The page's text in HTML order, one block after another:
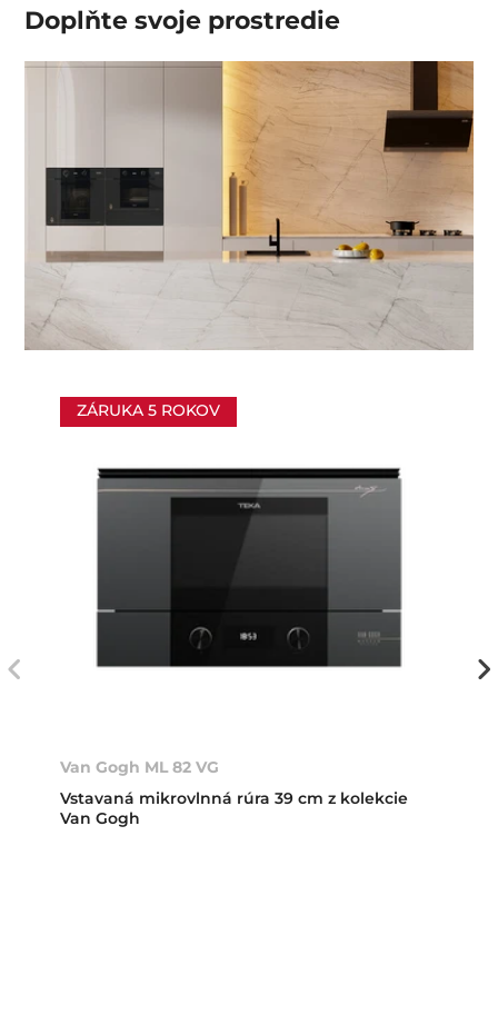
Doplňte svoje prostredie
ZÁRUKA 5 ROKOV
Van Gogh ML 82 VG
Vstavaná mikrovlnná rúra 39 cm z kolekcie
Van Gogh